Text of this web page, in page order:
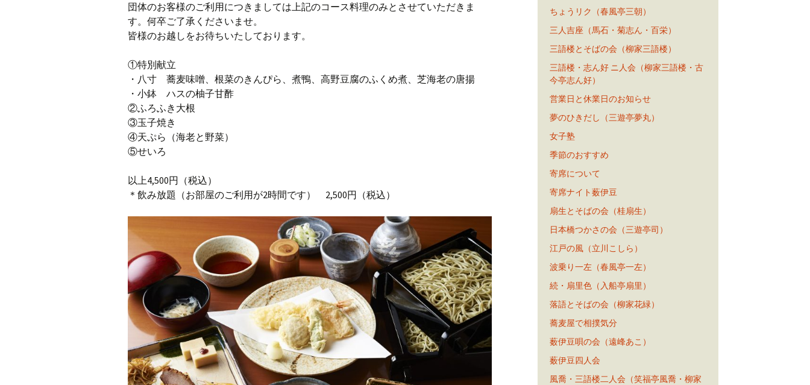
団体のお客様のご利用につきましては上記のコース料理のみとさせていただきま
す。何卒ご了承くださいませ。
皆様のお越しをお待ちいたしております。
①特別献立
・八寸 蕎麦味噌、根菜のきんぴら、煮鴨、高野豆腐のふくめ煮、芝海老の唐揚
・小鉢 ハスの柚子甘酢
②ふろふき大根
③玉子焼き
④天ぷら（海老と野菜）
⑤せいろ
以上4,500円（税込）
＊飲み放題（お部屋のご利用が2時間です） 2,500円（税込）
ちょうリク（春風亭三朝）
三人吉座（馬石・菊志ん・百栄）
三語楼とそばの会（柳家三語楼）
三語楼・志ん好 ニ人会（柳家三語楼・古
今亭志ん好）
営業日と休業日のお知らせ
夢のひきだし（三遊亭夢丸）
女子塾
季節のおすすめ
寄席について
寄席ナイト薮伊豆
扇生とそばの会（桂扇生）
日本橋つかさの会（三遊亭司）
江戸の風（立川こしら）
波乗り一左（春風亭一左）
続・扇里色（入船亭扇里）
落語とそばの会（柳家花緑）
蕎麦屋で相撲気分
薮伊豆唄の会（遠峰あこ）
薮伊豆四人会
風喬・三語楼二人会（笑福亭風喬・柳家